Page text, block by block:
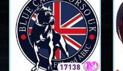
17138